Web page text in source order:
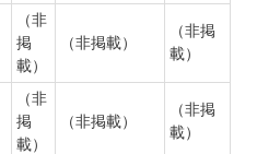
（非
掲
載）
（非掲載）
（非掲
載）
（非
掲
載）
（非掲載）
（非掲
載）